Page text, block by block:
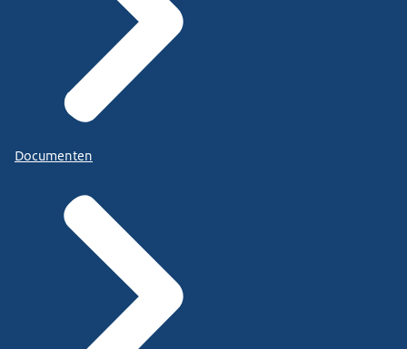
Documenten